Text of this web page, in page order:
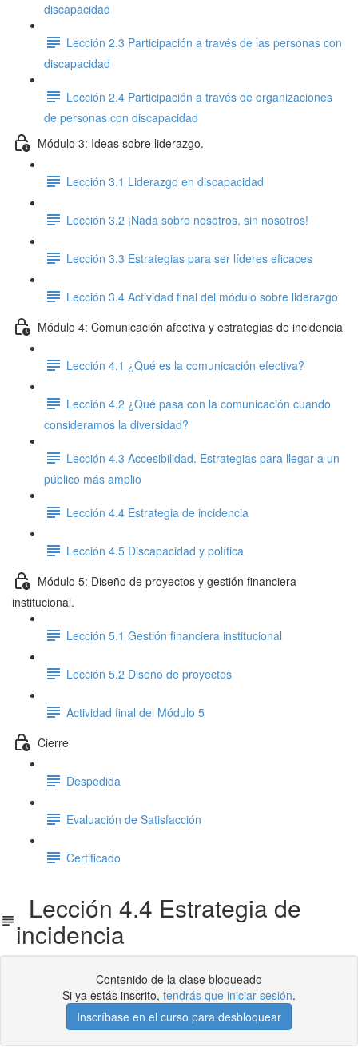
discapacidad
Lección 2.3 Participación a través de las personas con
discapacidad
Lección 2.4 Participación a través de organizaciones
de personas con discapacidad
Módulo 3: Ideas sobre liderazgo.
Lección 3.1 Liderazgo en discapacidad
Lección 3.2 ¡Nada sobre nosotros, sin nosotros!
Lección 3.3 Estrategias para ser líderes eficaces
Lección 3.4 Actividad final del módulo sobre liderazgo
Módulo 4: Comunicación afectiva y estrategias de incidencia
Lección 4.1 ¿Qué es la comunicación efectiva?
Lección 4.2 ¿Qué pasa con la comunicación cuando
consideramos la diversidad?
Lección 4.3 Accesibilidad. Estrategias para llegar a un
público más amplio
Lección 4.4 Estrategia de incidencia
Lección 4.5 Discapacidad y política
Módulo 5: Diseño de proyectos y gestión financiera
institucional.
Lección 5.1 Gestión financiera institucional
Lección 5.2 Diseño de proyectos
Actividad final del Módulo 5
Cierre
Despedida
Evaluación de Satisfacción
Certificado
Lección 4.4 Estrategia de
incidencia
Contenido de la clase bloqueado
Si ya estás inscrito, tendrás que iniciar sesión.
Inscríbase en el curso para desbloquear